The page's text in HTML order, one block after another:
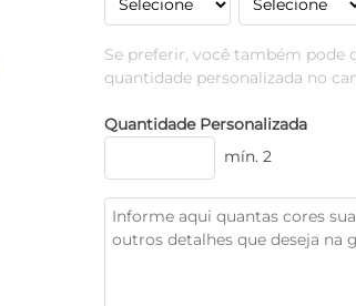
Se preferir, você também pode
quantidade personalizada no
Quantidade Personalizada
mín. 2